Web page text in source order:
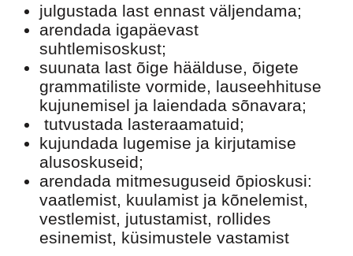
julgustada last ennast väljendama;
arendada igapäevast
suhtlemisoskust;
suunata last õige häälduse, õigete
grammatiliste vormide, lauseehhituse
kujunemisel ja laiendada sõnavara;
tutvustada lasteraamatuid;
kujundada lugemise ja kirjutamise
alusoskuseid;
arendada mitmesuguseid õpioskusi:
vaatlemist, kuulamist ja kõnelemist,
vestlemist, jutustamist, rollides
esinemist, küsimustele vastamist